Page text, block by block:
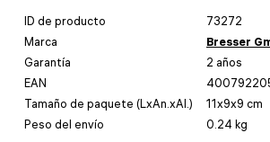
ID de producto
73272
Marca
Bresser
Garantía
2 años
EAN
Tamaño de paquete (LxAn.xAl.)
11x9x9 cm
Peso del envío
0.24 kg